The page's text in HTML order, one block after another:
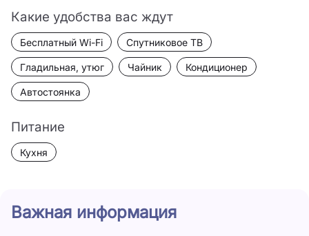
Какие удобства вас ждут
Бесплатный Wi-Fi Спутниковое ТВ
Гладильная, утюг Чайник Кондиционер
Автостоянка
Питание
Кухня
Важная информация